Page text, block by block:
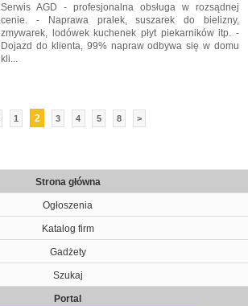
Serwis AGD - profesjonalna obsługa w rozsądnej
cenie. - Naprawa pralek, suszarek do bielizny,
zmywarek, lodówek kuchenek płyt piekarników itp. -
Dojazd do klienta, 99% napraw odbywa się w domu
kli...
1 2 3 4 5 8 >
Strona główna
Ogłoszenia
Katalog firm
Gadżety
Szukaj
Portal